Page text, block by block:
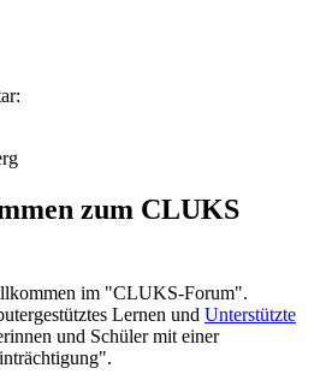
zum CLUKS
im "CLUKS-Forum".
Lernen und Unterstützte
und Schüler mit einer